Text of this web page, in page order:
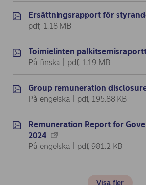
Ersättningsrapport för
pdf, 1.18 MB
Toimielinten
På finska | pdf, 1.19 MB
Group remuneration
På engelska | pdf, 195.88 KB
Remuneration Report for
2024
På engelska | pdf, 981.2 KB
Visa fler